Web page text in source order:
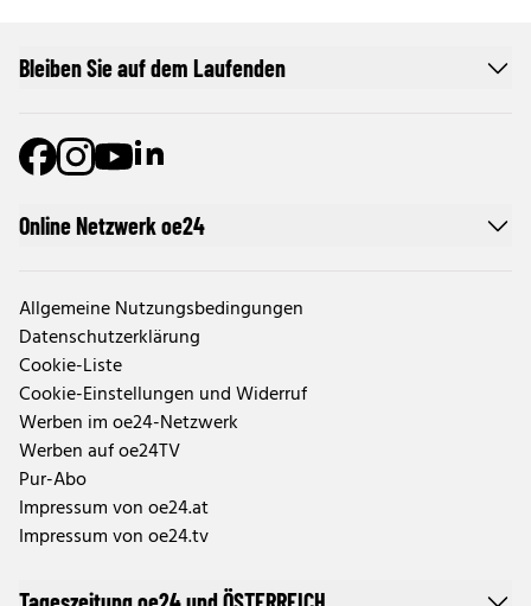
Online Netzwerk oe24
Allgemeine Nutzungsbedingungen
Datenschutzerklärung
Cookie-Liste
Cookie-Einstellungen und Widerruf
Werben im oe24-Netzwerk
Werben auf oe24TV
Pur-Abo
Impressum von oe24.at
Impressum von oe24.tv
Bleiben Sie auf dem Laufenden